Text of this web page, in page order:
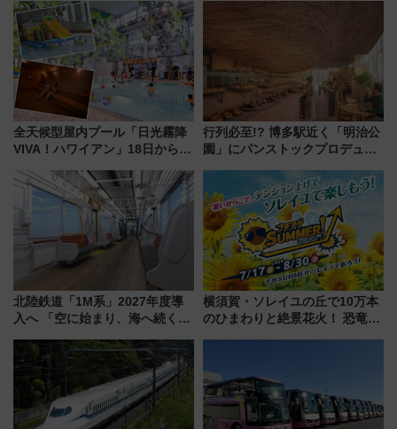
全天候型屋内プール「日光霧降
VIVA！ハワイアン」18日から営
ァミリーから大人まで幅広い世
代が一日中楽しる夏のリゾート
を楽しんで
行列必至!? 博多駅近く「明治公
園」にパンストックプロデュー
オープン 秋からはビストロ営業
も！
北陸鉄道「1M系」2027年度導
入へ 「空に始まり、海へ続く」
神秘的なデザイン
横須賀・ソレイユの丘で10万本
のひまわりと絶景花火！ 恐竜や
7月17日～開催）